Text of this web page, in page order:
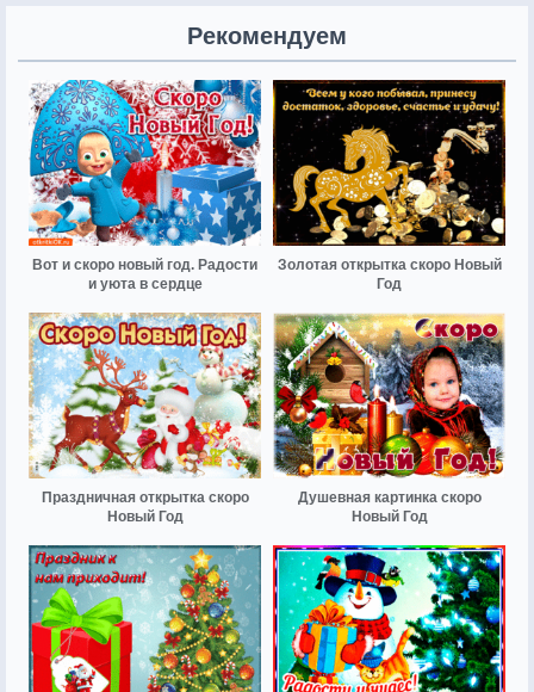
Рекомендуем
Вот и скоро новый год. Радости
и уюта в сердце
Золотая открытка скоро Новый
Год
Праздничная открытка скоро
Новый Год
Душевная картинка скоро
Новый Год